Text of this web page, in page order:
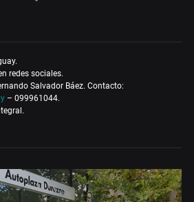
redes sociales.
Salvador Báez. Contacto:
– 099961044.